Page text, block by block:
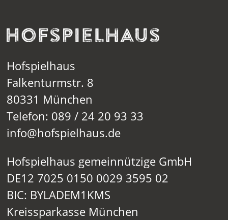
Hofspielhaus
Falkenturmstr. 8
80331 München
Telefon: 089 / 24 20 93 33
info@hofspielhaus.de
Hofspielhaus gemeinnützige GmbH
DE12 7025 0150 0029 3595 02
BIC: BYLADEM1KMS
Kreissparkasse München